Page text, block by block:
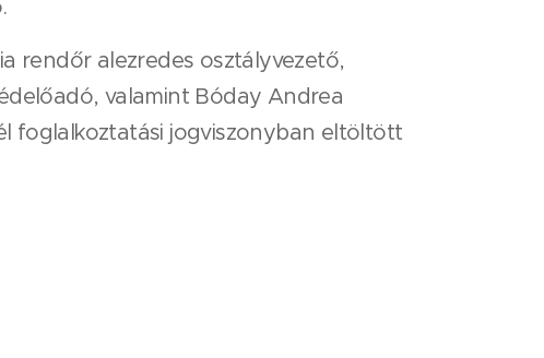
rendőr alezredes osztályvezető,
valamint Bóday Andrea
foglalkoztatási jogviszonyban eltöltött